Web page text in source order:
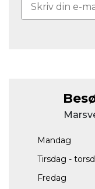
Mandag
Tirsdag -
Fredag